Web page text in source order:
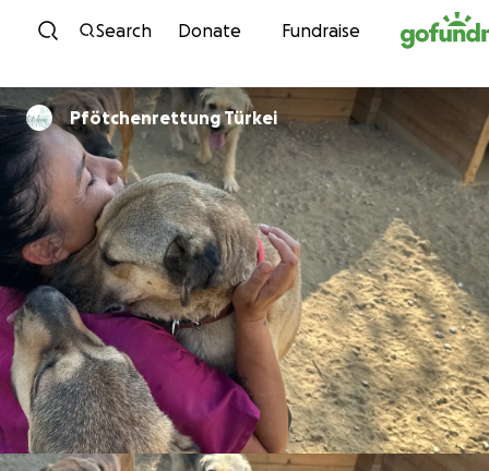
Skip to content
Search Donate Fundraise
Pfötchenrettung Türkei